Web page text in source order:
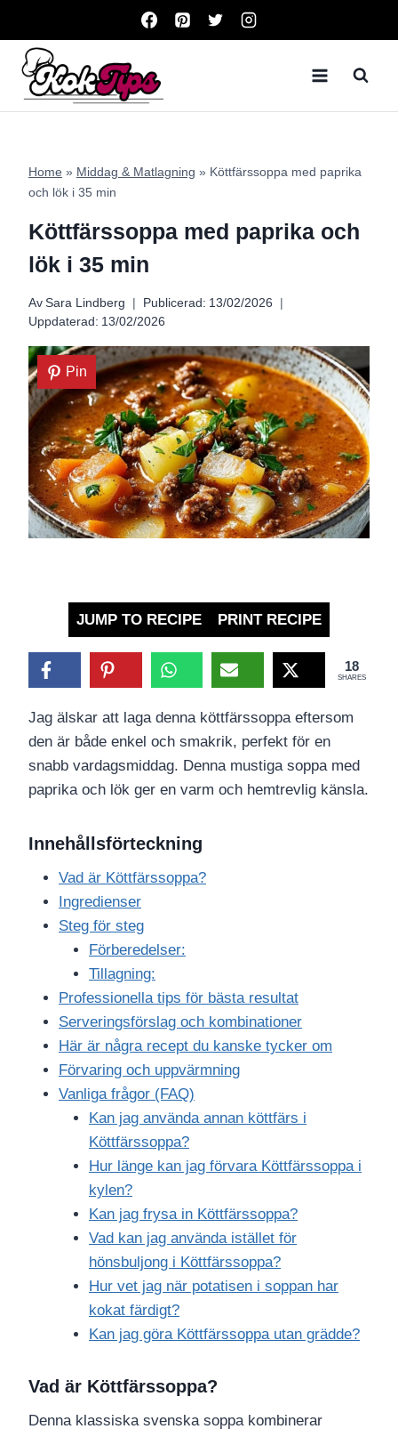
content
Home » Middag & Matlagning » Köttfärssoppa med paprika
och lök i 35 min
Köttfärssoppa med paprika och
lök i 35 min
Av Sara Lindberg Publicerad: 13/02/2026
Uppdaterad: 13/02/2026
Pin
JUMP TO RECIPE PRINT RECIPE
18
SHARES
Jag älskar att laga denna köttfärssoppa eftersom
den är både enkel och smakrik, perfekt för en
snabb vardagsmiddag. Denna mustiga soppa med
paprika och lök ger en varm och hemtrevlig känsla.
Innehållsförteckning
Vad är Köttfärssoppa?
Ingredienser
Steg för steg
Förberedelser:
Tillagning:
Professionella tips för bästa resultat
Serveringsförslag och kombinationer
Här är några recept du kanske tycker om
Förvaring och uppvärmning
Vanliga frågor (FAQ)
Kan jag använda annan köttfärs i
Köttfärssoppa?
Hur länge kan jag förvara Köttfärssoppa i
kylen?
Kan jag frysa in Köttfärssoppa?
Vad kan jag använda istället för
hönsbuljong i Köttfärssoppa?
Hur vet jag när potatisen i soppan har
kokat färdigt?
Kan jag göra Köttfärssoppa utan grädde?
Vad är Köttfärssoppa?
Denna klassiska svenska soppa kombinerar